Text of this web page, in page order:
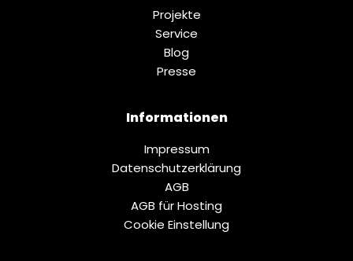
Projekte
Service
Blog
Presse
Informationen
Impressum
Datenschutz­erklärung
AGB
AGB für Hosting
Cookie Einstellung